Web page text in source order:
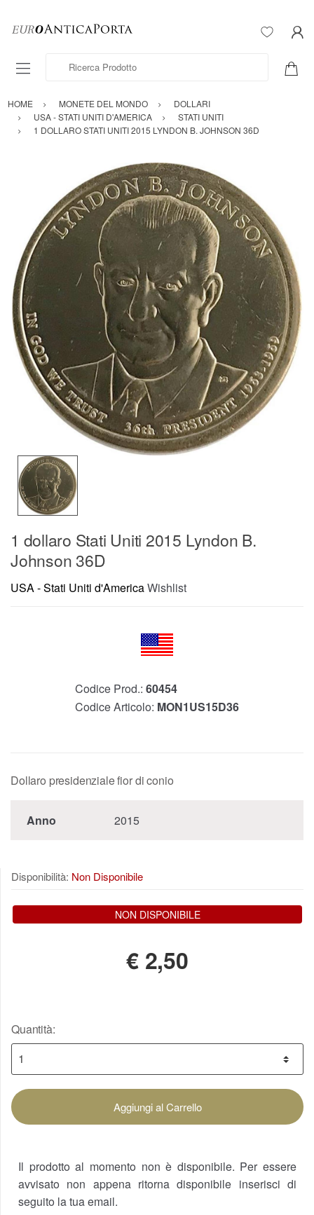
Ricerca Prodotto
HOME MONETE DEL MONDO
DOLLARI
USA - STATI UNITI D'AMERICA
STATI UNITI
1 DOLLARO STATI UNITI 2015 LYNDON B. JOHNSON 36D
1 dollaro Stati Uniti 2015 Lyndon B.
Johnson 36D
USA - Stati Uniti d'AmericaWishlist
Codice Prod.: 60454
Codice Articolo: MON1US15D36
Dollaro presidenziale fior di conio
Anno 2015
Disponibilità: Non Disponibile
NON DISPONIBILE
€ 2,50
Quantità:
Aggiungi al Carrello
Il prodotto al momento non è disponibile. Per essere
avvisato non appena ritorna disponibile inserisci di
seguito la tua email.